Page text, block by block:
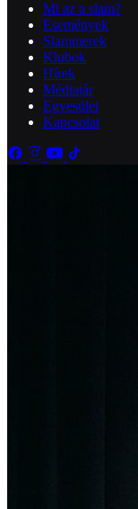
Mi az a slam?
Események
Slammerek
Klubok
Hírek
Médiatár
Egyesület
Kapcsolat